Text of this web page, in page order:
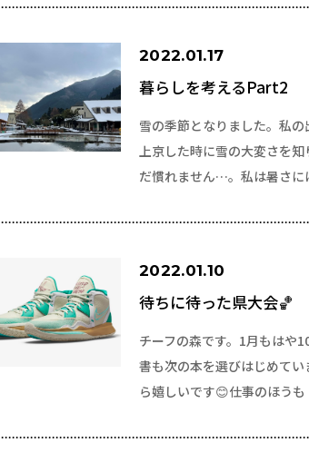
2022.01.17
暮らしを考えるPart2
雪の季節となりました。私
上京した時に雪の大変さを
だ慣れません…。私は暑さ
2022.01.10
待ちに待った県大会🏀
チーフの森です。1月もはや
書も次の本を選びはじめて
ら嬉しいです😊仕事のほう